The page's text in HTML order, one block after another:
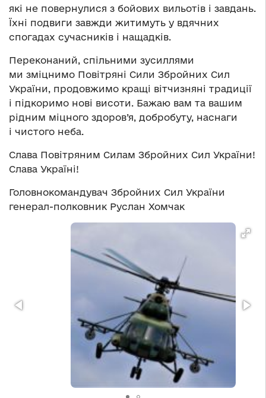
які не повернулися з бойових вильотів і завдань.
Їхні подвиги завжди житимуть у вдячних
спогадах сучасників і нащадків.
Переконаний, спільними зусиллями
ми зміцнимо Повітряні Сили Збройних Сил
України, продовжимо кращі вітчизняні традиції
і підкоримо нові висоти. Бажаю вам та вашим
рідним міцного здоров’я, добробуту, наснаги
і чистого неба.
Слава Повітряним Силам Збройних Сил України!
Слава Україні!
Головнокомандувач Збройних Сил України
генерал-полковник Руслан Хомчак